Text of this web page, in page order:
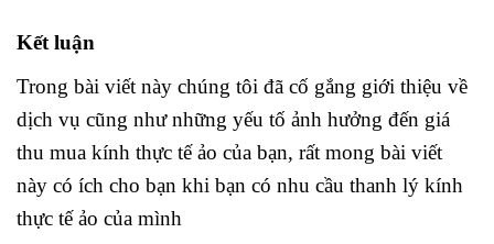
Kết luận
Trong bài viết này chúng tôi đã cố gắng giới thiệu về
dịch vụ cũng như những yếu tố ảnh hưởng đến giá
thu mua kính thực tế ảo của bạn, rất mong bài viết
này có ích cho bạn khi bạn có nhu cầu thanh lý kính
thực tế ảo của mình